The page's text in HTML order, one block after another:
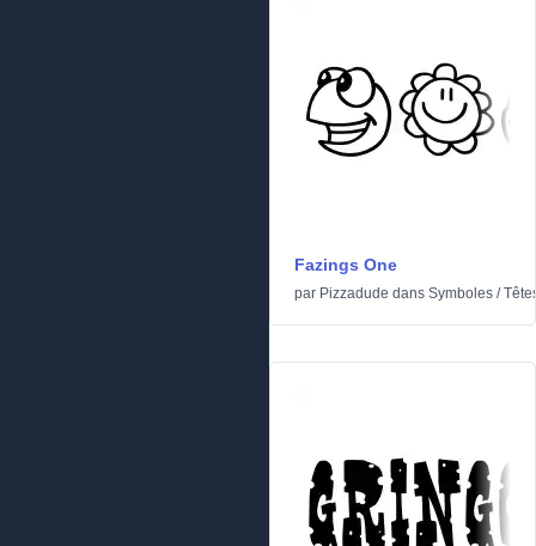
Fazings One
par Pizzadude dans Symboles /